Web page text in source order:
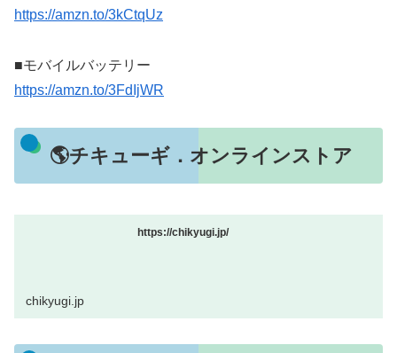
https://amzn.to/3kCtqUz
■モバイルバッテリー
https://amzn.to/3FdIjWR
🌎チキューギ．オンラインストア
https://chikyugi.jp/
chikyugi.jp